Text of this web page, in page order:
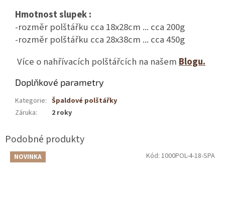
Hmotnost slupek :
-rozměr polštářku cca 18x28cm ... cca 200g
-rozměr polštářku cca 28x38cm ... cca 450g
Více o nahřívacích polštářcích na našem Blogu.
Doplňkové parametry
Kategorie: Špaldové polštářky
Záruka: 2 roky
NOVINKA Kód: 1000POL-4-18-SPA